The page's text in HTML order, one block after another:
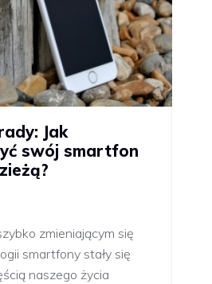
Jak
swój smartfon
zmieniającym się
smartfony stały się
naszego życia